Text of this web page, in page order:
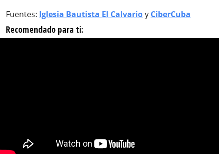
Fuentes: Iglesia Bautista El Calvarioy CiberCuba
Recomendado para ti: